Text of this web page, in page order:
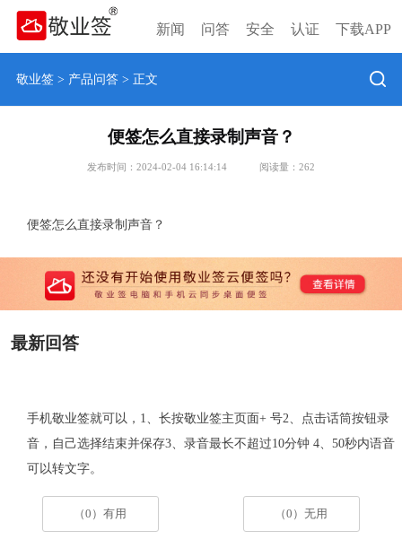
新闻 问答 安全 认证 下载APP
敬业签> 产品问答> 正文
便签怎么直接录制声音？
发布时间：2024-02-04 16:14:14 阅读量： 262
便签怎么直接录制声音？
最新回答
手机敬业签就可以， 1 长按敬业签主页面+ 号2 点击话筒按钮录
音，自己选择结束并保存3、录音最长不超过10分钟4、 50秒内语音
可以转文字。
（0）有用 （0）无用